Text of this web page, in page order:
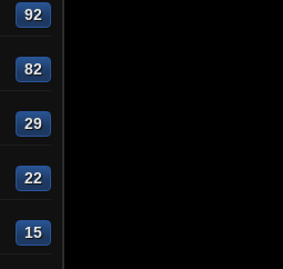
92
82
29
22
15